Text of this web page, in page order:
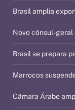
Brasil amplia
Novo cônsul-geral
Brasil se prepara
Marrocos
Câmara Árabe